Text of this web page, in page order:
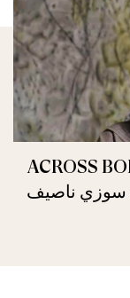
ACROSS
سوزي ناصيف